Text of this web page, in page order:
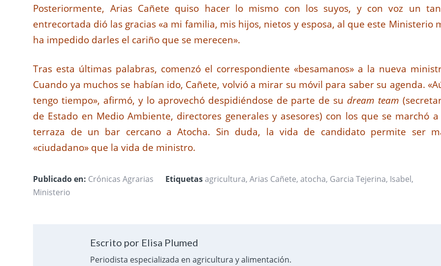
Posteriormente, Arias Cañete quiso hacer lo mismo con los suyos, y con voz un
entrecortada dió las gracias «a mi familia, mis hijos, nietos y esposa, al que este Ministerio
ha impedido darles el cariño que se merecen».
Tras esta últimas palabras, comenzó el correspondiente «besamanos» a la nueva
Cuando ya muchos se habían ido, Cañete, volvió a mirar su móvil para saber su agenda.
tengo tiempo», afirmó, y lo aprovechó despidiéndose de parte de su dream team
de Estado en Medio Ambiente, directores generales y asesores) con los que se marchó
terraza de un bar cercano a Atocha. Sin duda, la vida de candidato permite ser
«ciudadano» que la vida de ministro.
Publicado en: Crónicas Agrarias Etiquetasagricultura,Arias Cañete,atocha, Garcia Tejerina, Isabel,
Ministerio
Escrito por Elisa Plumed
Periodista especializada en agricultura y alimentación.